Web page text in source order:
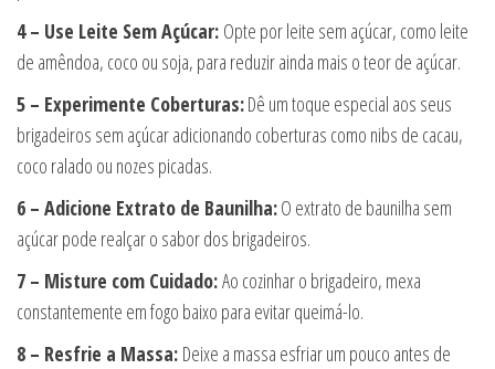
4 – Use Leite Sem Açúcar: Opte por leite sem açúcar, como leite
de amêndoa, coco ou soja, para reduzir ainda mais o teor de açúcar.
5 – Experimente Coberturas:Dê um toque especial aos seus
brigadeiros sem açúcar adicionando coberturas como nibs de cacau,
coco ralado ou nozes picadas.
6 – Adicione Extrato de Baunilha:O extrato de baunilha sem
açúcar pode realçar o sabor dos brigadeiros.
7 – Misture com Cuidado:Ao cozinhar o brigadeiro, mexa
constantemente em fogo baixo para evitar queimá-lo.
8 – Resfrie a Massa: Deixe a massa esfriar um pouco antes de